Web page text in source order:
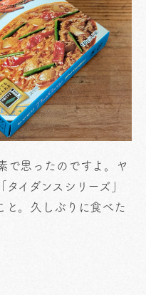
で思ったのですよ。ヤ
イダンスシリーズ」
と。久しぶりに食べた